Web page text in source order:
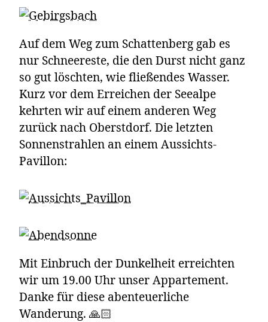
Auf dem Weg zum Schattenberg gab es
nur Schneereste, die den Durst nicht ganz
so gut löschten, wie fließendes Wasser.
Kurz vor dem Erreichen der Seealpe
kehrten wir auf einem anderen Weg
zurück nach Oberstdorf. Die letzten
Sonnenstrahlen an einem Aussichts-
Pavillon:
Mit Einbruch der Dunkelheit erreichten
wir um 19.00 Uhr unser Appartement.
Danke für diese abenteuerliche
Wanderung. 🙏🏻